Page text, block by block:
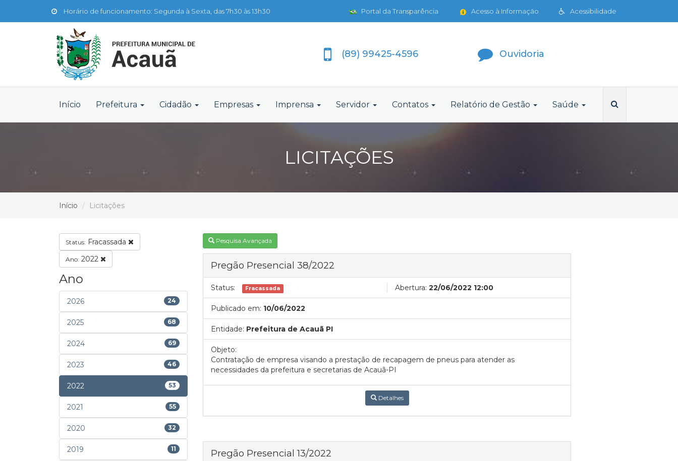
Horário de funcionamento: Segunda à Sexta, das 7h30 às 13h30 Acessibilidade
Acesso à Informação
Portal da Transparência
(89) 99425-4596 Ouvidoria
Início Prefeitura Cidadão Empresas Imprensa Servidor Contatos Relatório de Gestão Saúde
LICITAÇÕES
Início Licitações
Status: Fracassada
Ano: 2022
Ano
2026 24
2025 68
2024 69
2023 46
2022 53
2021 55
2020 32
2019 11
Pesquisa Avançada
Pregão Presencial 38/2022
Status: Fracassada Abertura: 22/06/2022 12:00
Publicado em: 10/06/2022
Entidade: Prefeitura de Acauã PI
Objeto:
Contratação de empresa visando a prestação de recapagem de pneus para atender as
necessidades da prefeitura e secretarias de Acauã-PI
Detalhes
Pregão Presencial 13/2022